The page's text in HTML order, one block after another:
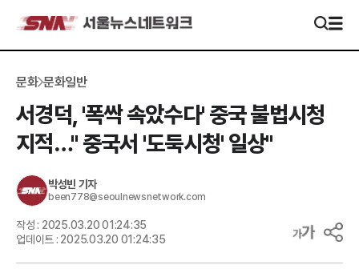
문화 문화일반
서경덕, '폭싹 속았수다' 중국 불법시청
지적…" 중국서 '도둑시청' 일상"
박성빈 기자
been778@seoulnewsnetwork.com
작성 : 2025.03.20 01:24:35
업데이트 : 2025.03.20 01:24:35